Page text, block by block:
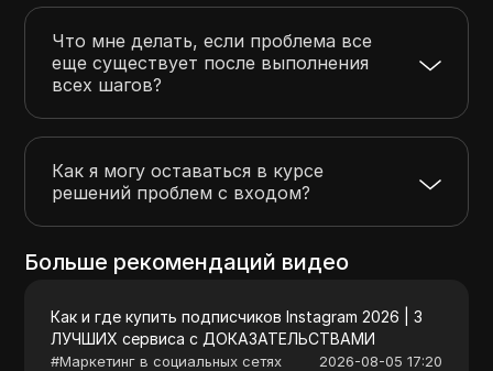
Что мне делать, если проблема все
еще существует после выполнения
всех шагов?
Как я могу оставаться в курсе
решений проблем с входом?
Больше рекомендаций видео
Как и где купить подписчиков Instagram 2026 | 3
ЛУЧШИХ сервиса с ДОКАЗАТЕЛЬСТВАМИ
#Маркетинг в социальных сетях 2026-08-05 17:20